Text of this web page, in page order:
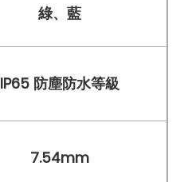
綠、藍
IP65 防塵防水等級
7.54mm